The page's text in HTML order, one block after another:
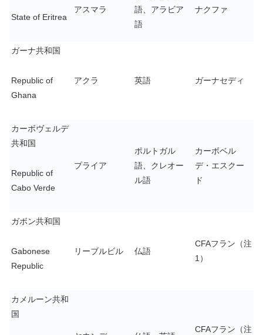
State of Eritrea
アスマラ
語、アラビア
語
ナクファ
ガーナ共和国
Republic of
Ghana
アクラ 英語 ガーナセディ
カーボヴェルデ
共和国
Republic of
Cabo Verde
プライア
ポルトガル
語、クレオー
ル語
カーボベル
デ・エスクー
ド
ガボン共和国
Gabonese
Republic
リーブルビル 仏語
CFAフラン（注
1）
カメルーン共和
国
CFAフラン（注